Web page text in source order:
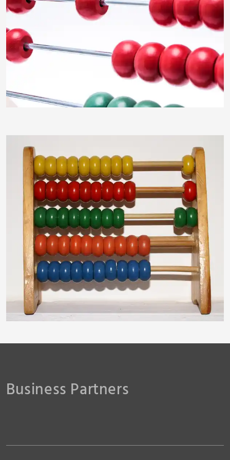
hofschlaeger
Business Partners